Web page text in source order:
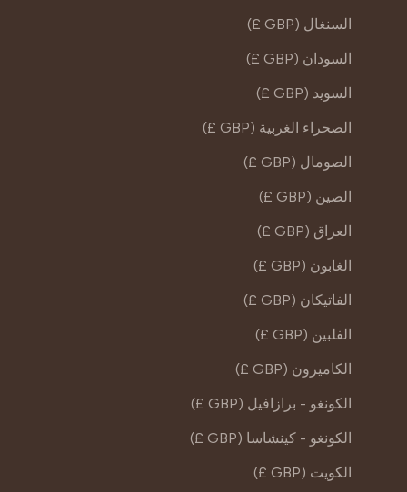
السنغال (GBP £)
السودان (GBP £)
السويد (GBP £)
الصحراء الغربية (GBP £)
الصومال (GBP £)
الصين (GBP £)
العراق (GBP £)
الغابون (GBP £)
الفاتيكان (GBP £)
الفلبين (GBP £)
الكاميرون (GBP £)
الكونغو - برازافيل (GBP £)
الكونغو - كينشاسا (GBP £)
الكويت (GBP £)